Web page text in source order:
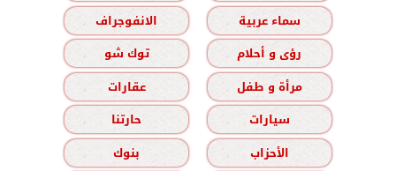
سماء عربية
الانفوجراف
رؤى و أحلام
توك شو
مرأة و طفل
عقارات
سيارات
حارتنا
الأحزاب
بنوك